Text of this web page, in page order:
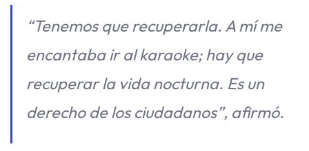
“Tenemos que recuperarla. A mí me
encantaba ir al karaoke; hay que
recuperar la vida nocturna. Es un
derecho de los ciudadanos”, afirmó.